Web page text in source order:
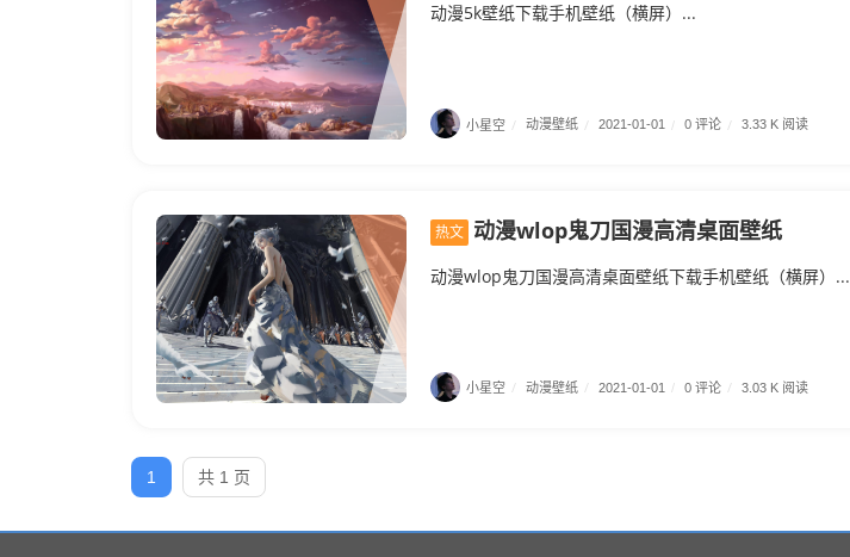
动漫5k壁纸下载手机壁纸（横屏）...
小星空 / 动漫壁纸 / 2021-01-01 / 0 评论 / 3.33 K 阅读
热文 动漫wlop鬼刀国漫高清桌面壁纸
动漫wlop鬼刀国漫高清桌面壁纸下载手机壁纸（横屏）...
小星空 / 动漫壁纸 / 2021-01-01 / 0 评论 / 3.03 K 阅读
1 共 1 页